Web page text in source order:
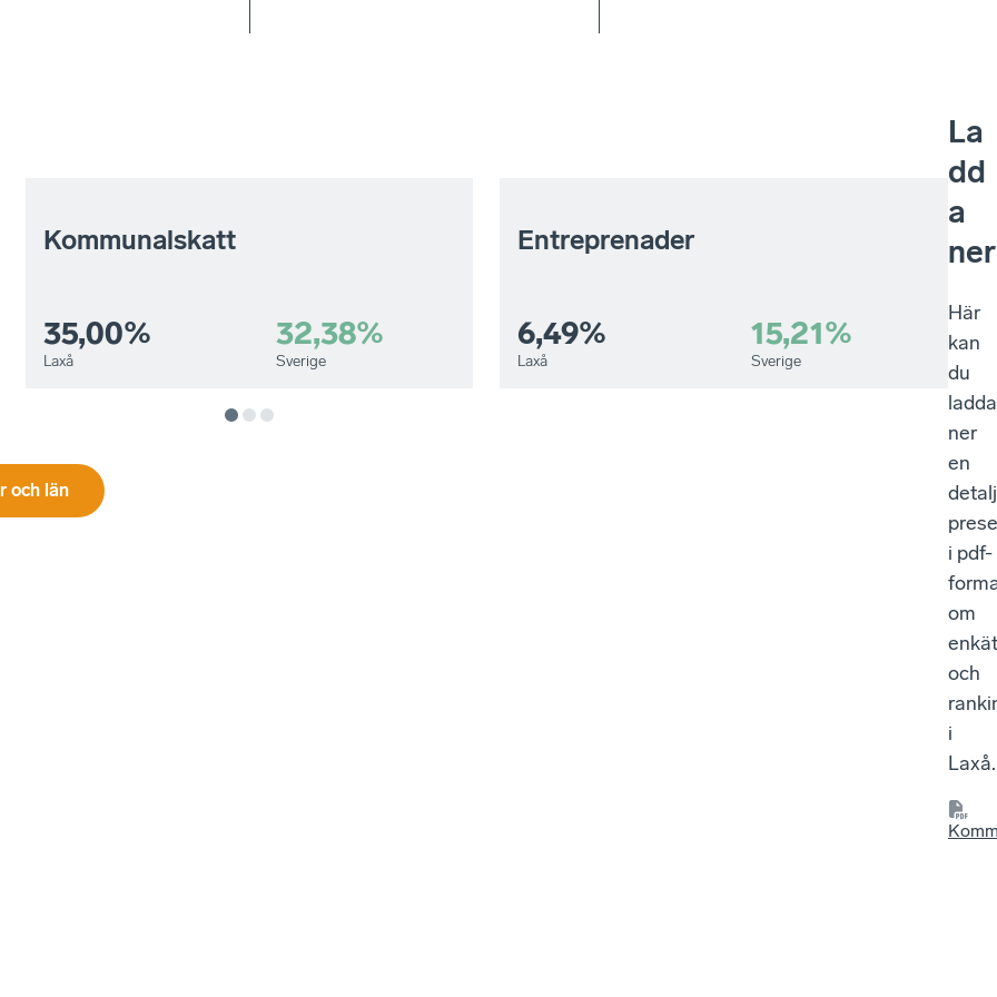
Kommunalskatt
35,00%
Laxå
32,38%
Sverige
Entreprenader
6,49%
Laxå
15,21%
Sverige
och län
La
dd
a
ner
Här
kan
du
ladda
ner
en
i pdf-
om
och
i
Laxå.